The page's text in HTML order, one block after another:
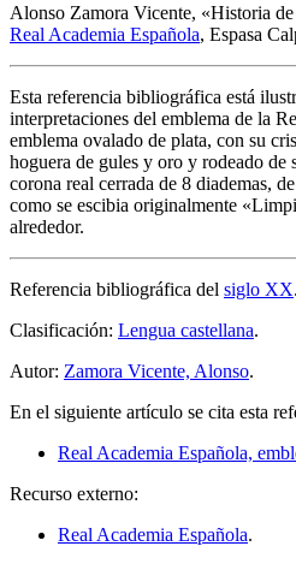
Alonso Zamora Vicente, «Historia
Real Academia Española, Espasa
Esta referencia bibliográfica está
interpretaciones del emblema de la
emblema ovalado de plata, con su
hoguera de gules y oro y rodeado de
corona real cerrada de 8 diademas,
como se escibia originalmente «
alrededor.
Referencia bibliográfica del siglo XX.
Clasificación: Lengua castellana.
Autor: Zamora Vicente, Alonso.
En el siguiente artículo se cita esta
Real Academia Española,
Recurso externo:
Real Academia Española.